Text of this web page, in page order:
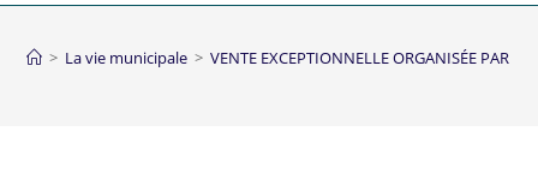
> La vie municipale > VENTE EXCEPTIONNELLE ORGANISÉE PAR